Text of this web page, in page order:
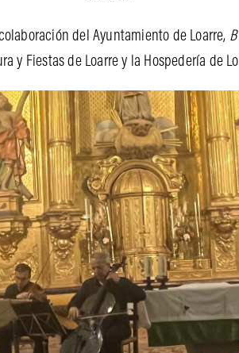
del Ayuntamiento de Loarre,
y Fiestas de Loarre y la Hospedería de